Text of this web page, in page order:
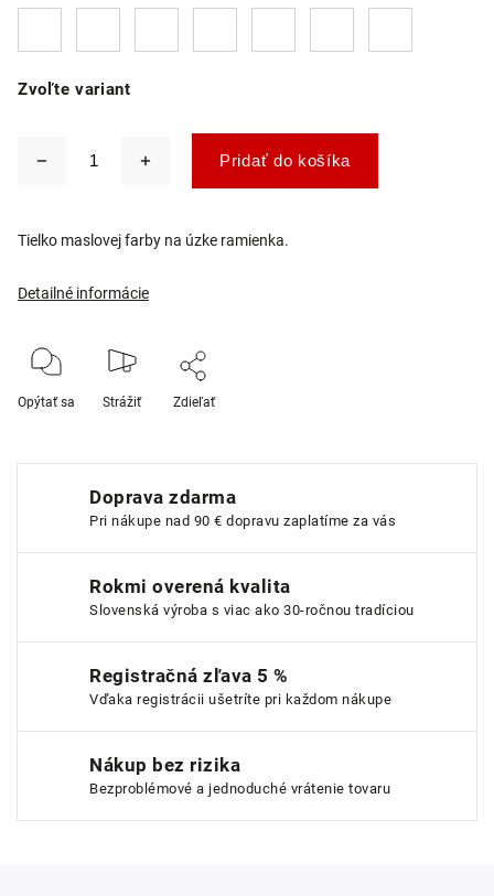
Zvoľte variant
Pridať do košíka
Tielko maslovej farby na úzke ramienka.
Detailné informácie
Opýtať sa Strážiť Zdieľať
Doprava zdarma
Pri nákupe nad 90 € dopravu zaplatíme za vás
Rokmi overená kvalita
Slovenská výroba s viac ako 30-ročnou tradíciou
Registračná zľava 5 %
Vďaka registrácii ušetríte pri každom nákupe
Nákup bez rizika
Bezproblémové a jednoduché vrátenie tovaru